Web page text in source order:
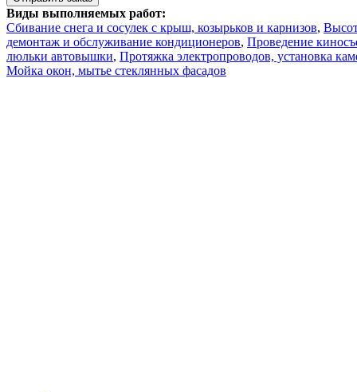
Виды выполняемых работ:
Сбивание снега и сосулек с крыш, козырьков и карнизов,
демонтаж и обслуживание кондиционеров, Проведение
люльки автовышки, Протяжка электропроводов, установка
Мойка окон, мытье стеклянных фасадов